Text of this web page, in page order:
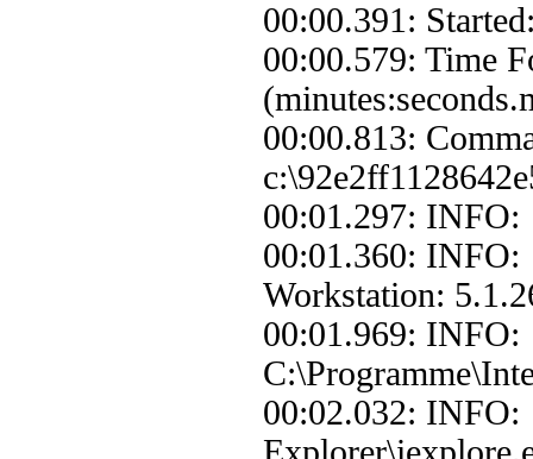
00:00.391:
00:00.579: Time
00:00.813:
00:01.297:
00:01.360:
Workstation:
00:01.969:
00:02.032: